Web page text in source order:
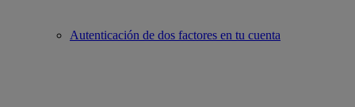
Autenticación de dos factores en tu cuenta